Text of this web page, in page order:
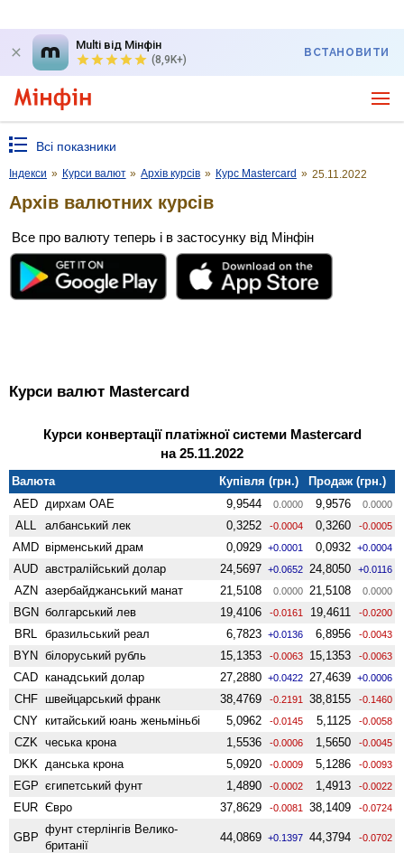
Multi від Мінфін
(8,9K+)
ВСТАНОВИТИ
Всі показники
Індекси » Курси валют » Архів курсів » Курс Mastercard » 25.11.2022
Архів валютних курсів
Все про валюту теперь і в застосунку від Мінфін
Курси валют Mastercard
Курси конвертації платіжної системи Mastercard
на 25.11.2022
Валюта Купівля (грн.)
Продаж (грн.)
AED дирхам ОАЕ 9,9544 0.0000 9,9576 0.0000
ALL албанський лек 0,3252 -0.0004 0,3260 -0.0005
AMD вiрменський драм 0,0929 +0.0001 0,0932 +0.0004
AUD австралійський долар 24,5697 +0.0652 24,8050 +0.0116
AZN азербайджанський манат 21,5108 0.0000 21,5108 0.0000
BGN болгарський лев 19,4106 -0.0161 19,4611 -0.0200
BRL бразильський реал 6,7823 +0.0136 6,8956 -0.0043
BYN білоруський рубль 15,1353 -0.0063 15,1353 -0.0063
CAD канадський долар 27,2880 +0.0422 27,4639 +0.0006
CHF швейцарський франк 38,4769 -0.2191 38,8155 -0.1460
CNY китайський юань женьмiньбi 5,0962 -0.0145 5,1125 -0.0058
CZK чеська крона 1,5536 -0.0006 1,5650 -0.0045
DKK данська крона 5,0920 -0.0009 5,1286 -0.0093
EGP єгипетський фунт 1,4890 -0.0002 1,4913 -0.0022
EUR Євро 37,8629 -0.0081 38,1409 -0.0724
GBP
фунт стерлінгів Велико­
британії
44,0869 +0.1397 44,3794 -0.0702